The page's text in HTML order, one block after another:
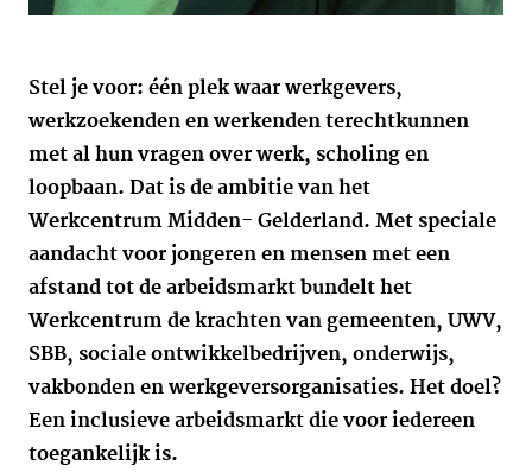
Stel je voor: één plek waar werkgevers,
werkzoekenden en werkenden terechtkunnen
met al hun vragen over werk, scholing en
loopbaan. Dat is de ambitie van het
Werkcentrum Midden- Gelderland. Met speciale
aandacht voor jongeren en mensen met een
afstand tot de arbeidsmarkt bundelt het
Werkcentrum de krachten van gemeenten, UWV,
SBB, sociale ontwikkelbedrijven, onderwijs,
vakbonden en werkgeversorganisaties. Het doel?
Een inclusieve arbeidsmarkt die voor iedereen
toegankelijk is.